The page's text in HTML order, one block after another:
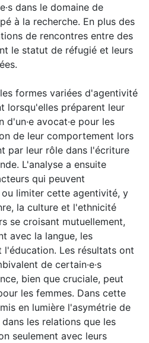
dans le domaine de
à la recherche. En plus des
de rencontres entre des
le statut de réfugié et leurs
formes variées d'agentivité
lorsqu'elles préparent leur
avocat·e pour les
de leur comportement lors
par leur rôle dans l'écriture
L'analyse a ensuite
qui peuvent
limiter cette agentivité, y
la culture et l'ethnicité
se croisant mutuellement,
avec la langue, les
Les résultats ont
de certain·e·s
bien que cruciale, peut
les femmes. Dans cette
en lumière l'asymétrie de
les relations que les
seulement avec leurs